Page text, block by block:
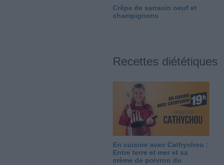
Crêpe de sarrasin oeuf et
champignons
Recettes diététiques
En cuisine avec Cathychou :
Entre terre et mer et sa
crème de poivron du